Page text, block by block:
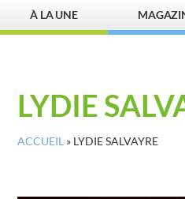
À LA UNE
LYDIE
ACCUEIL » LYDIE SALVAYRE